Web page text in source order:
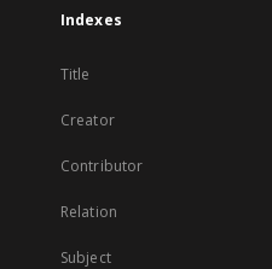
Indexes
Title
Creator
Contributor
Relation
Subject